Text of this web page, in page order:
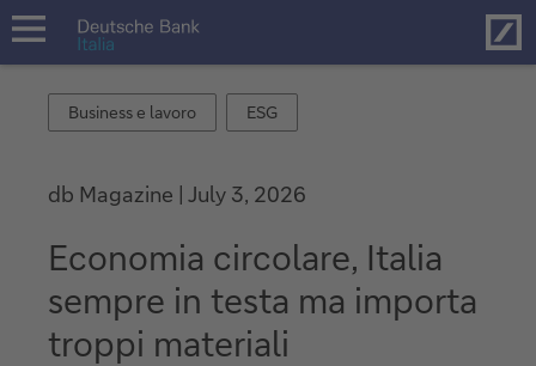
open
Business
e
Business e lavoro
ESG
ESG
db Magazine July 3, 2026
Economia circolare, Italia
sempre in testa ma importa
troppi materiali